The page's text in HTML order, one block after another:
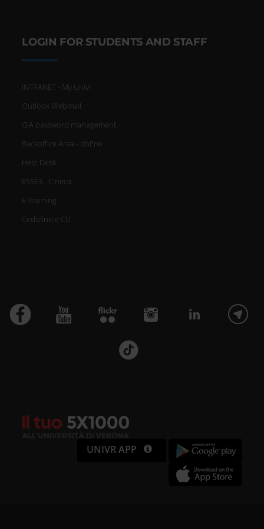
Approfondisci come vengono
elaborati i tuoi dati personali e
imposta le tue preferenze nella
sezione dettagli
qualsiasi momento dalla
personalizzare contenuti ed
annunci, per fornire funzionalità
dei social media e per analizzare il
utilizzi il nostro sito con i nostri
partner che si occupano di analisi
dei dati web, pubblicità e social
media, i quali potrebbero
LOGIN FOR STUDENTS AND STAFF
INTRANET - My Univr
Outlook Webmail
GIA password management
Backoffice Area - dbErw
Help Desk
ESSE3 - Cineca
E-learning
Cedolino e CU
UNIVR APP